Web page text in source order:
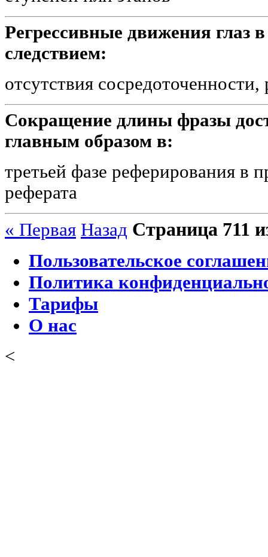
Регрессивные движения глаз
следствием:
отсутствия
Сокращение длины фразы
главным образом в:
третьей фазе реферирования в
реферата
« Первая Назад Страница 711
Пользовательское
Политика
Тарифы
О нас
<